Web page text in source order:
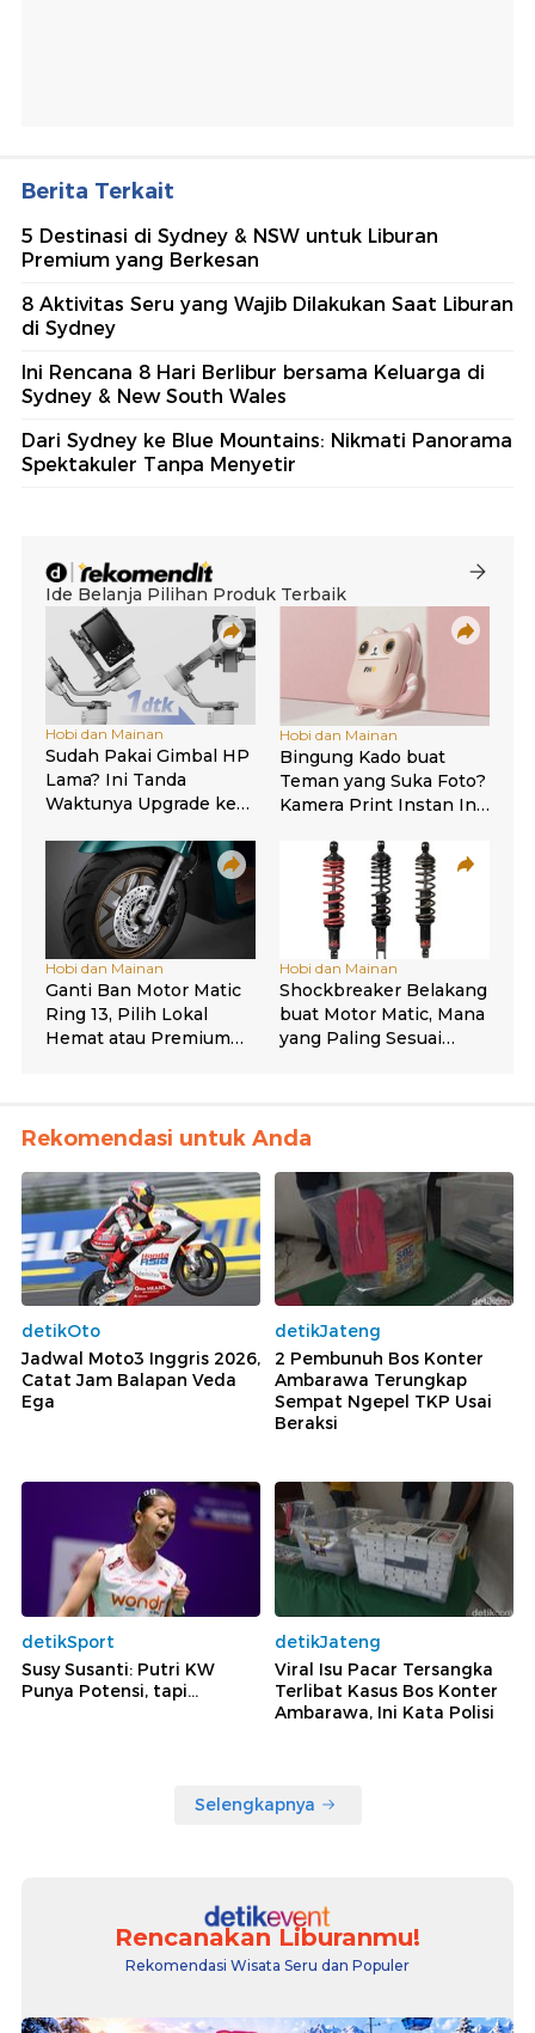
Berita Terkait
5 Destinasi di Sydney & NSW untuk Liburan
Premium yang Berkesan
8 Aktivitas Seru yang Wajib Dilakukan Saat Liburan
di Sydney
Ini Rencana 8 Hari Berlibur bersama Keluarga di
Sydney & New South Wales
Dari Sydney ke Blue Mountains: Nikmati Panorama
Spektakuler Tanpa Menyetir
Rekomendasi untuk Anda
detikOto
Jadwal Moto3 Inggris 2026,
Catat Jam Balapan Veda
Ega
detikJateng
2 Pembunuh Bos Konter
Ambarawa Terungkap
Sempat Ngepel TKP Usai
Beraksi
detikSport
Susy Susanti: Putri KW
Punya Potensi, tapi...
detikJateng
Viral Isu Pacar Tersangka
Terlibat Kasus Bos Konter
Ambarawa, Ini Kata Polisi
Selengkapnya
Rencanakan Liburanmu!
Rekomendasi Wisata Seru dan Populer